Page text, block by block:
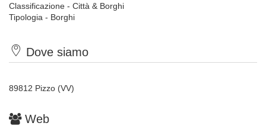
Classificazione - Città & Borghi
Tipologia - Borghi
Dove siamo
89812 Pizzo (VV)
Web